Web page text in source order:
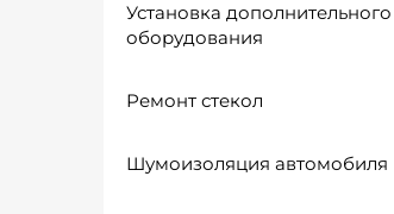
Установка дополнительного
оборудования
Ремонт стекол
Шумоизоляция автомобиля